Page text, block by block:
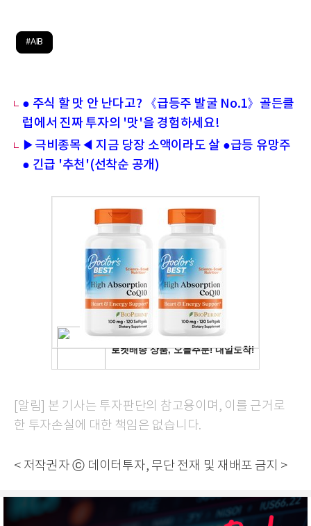
#AIB
● 주식 할 맛 안 난다고? 《급등주 발굴 No.1》골든클
럽에서 진짜 투자의 '맛'을 경험하세요!
▶극비종목◀ 지금 당장 소액이라도 살 ●급등 유망주
● 긴급 '추천'(선착순 공개)
[알림] 본 기사는 투자판단의 참고용이며, 이를 근거로
한 투자손실에 대한 책임은 없습니다.
< 저작권자 ⓒ 데이터투자, 무단 전재 및 재배포 금지 >